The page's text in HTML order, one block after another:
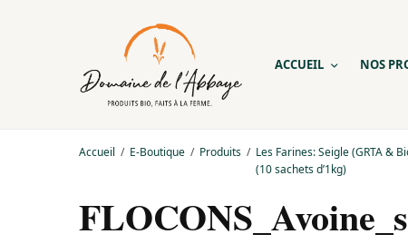
ACCUEIL NOS
Accueil E-Boutique Produits
Les Farines: Seigle (GRTA &
(10 sachets d’1kg)